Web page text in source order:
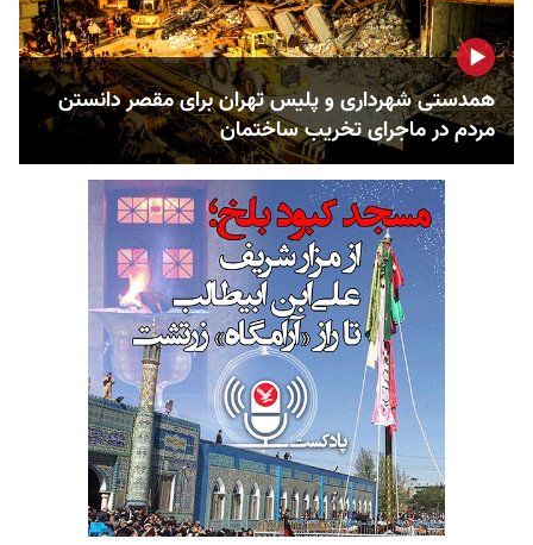
همدستی شهرداری و پلیس تهران برای مقصر دانستن
مردم در ماجرای تخریب ساختمان